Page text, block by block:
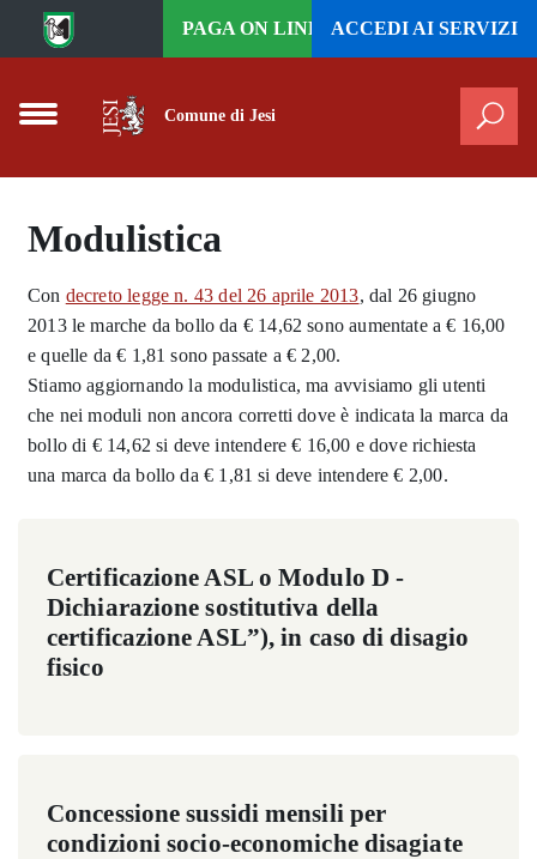
Vai al contenuto principale
PAGA ON LINE
ACCEDI AI SERVIZI
Comune di Jesi
Modulistica
Con decreto legge n. 43 del 26 aprile 2013, dal 26 giugno
2013 le marche da bollo da € 14,62 sono aumentate a € 16,00
e quelle da € 1,81 sono passate a € 2,00.
Stiamo aggiornando la modulistica, ma avvisiamo gli utenti
che nei moduli non ancora correttidove è indicata la marca da
bollo di € 14,62 si deve intendere € 16,00 e dove richiesta
una marca da bollo da € 1,81 si deve intendere € 2,00.
Certificazione ASL o Modulo D -
Dichiarazione sostitutiva della
certificazione ASL”), in caso di disagio
fisico
Concessione sussidi mensili per
condizioni socio-economiche disagiate